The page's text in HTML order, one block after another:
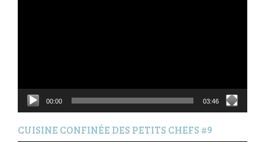
00:00 03:46
CUISINE CONFINÉE DES PETITS CHEFS #9